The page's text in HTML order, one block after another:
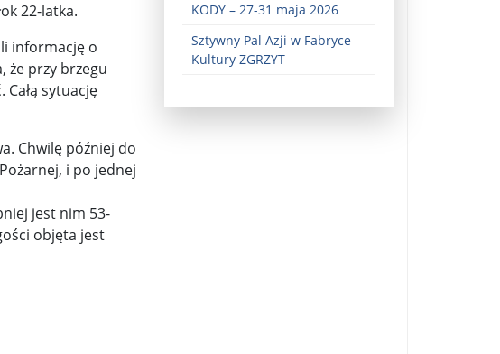
zakładac ...
z po ...
Cła ...
perspektywa ofiary ...
... Zaproszenie na wystawę: „Uciec z piekła” ...
Pi ... Komu potrzebne są historyczne śledztwa ...
22-latka.
informację o
że przy brzegu
Całą sytuację
Chwilę później do
Pożarnej, i po jednej
jest nim 53-
objęta jest
KODY – 27-31 maja 2026
Sztywny Pal Azji w Fabryce
Kultury ZGRZYT